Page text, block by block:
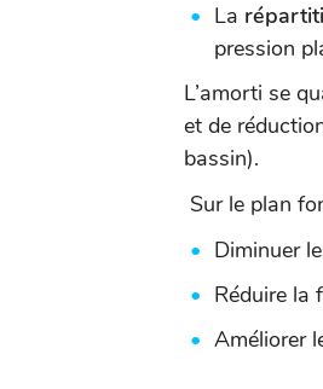
La
pression
L’amorti se
et de
bassin).
Sur le plan
Diminuer
Réduire la
Améliorer